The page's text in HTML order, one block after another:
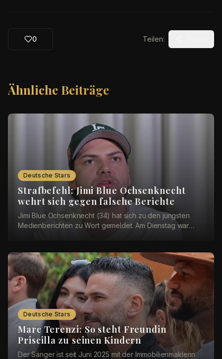
0 Teilen:
Ähnliche Beiträge
Deutsche Stars
Strafbefehl: Jimi Blue Ochsenknecht
wehrt sich gegen falsche Berichte
Jimi Blue Ochsenknecht (34) hat sich zu den jüngsten
Medienberichten zu Wort gemeldet. Am Dienstag war
Deutsche Stars
Marc Terenzi: So steht Freundin
Priscilla zu seinen Kindern
Der Sänger ist seit Juni 2025 mit der Immobilienmaklerin